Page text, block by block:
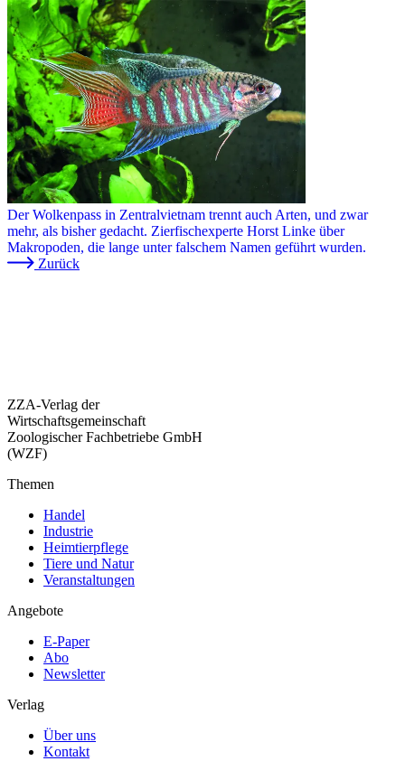
Der Wolkenpass in Zentralvietnam trennt auch Arten, und zwar
mehr, als bisher gedacht. Zierfischexperte Horst Linke über
Makropoden, die lange unter falschem Namen geführt wurden.
Zurück
ZZA-Verlag der
Wirtschaftsgemeinschaft
Zoologischer Fachbetriebe GmbH
(WZF)
Themen
Handel
Industrie
Heimtierpflege
Tiere und Natur
Veranstaltungen
Angebote
E-Paper
Abo
Newsletter
Verlag
Über uns
Kontakt